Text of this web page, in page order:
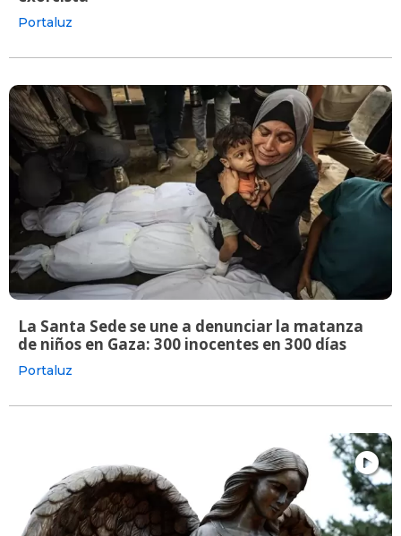
Portaluz
La Santa Sede se une a denunciar la matanza
de niños en Gaza: 300 inocentes en 300 días
Portaluz